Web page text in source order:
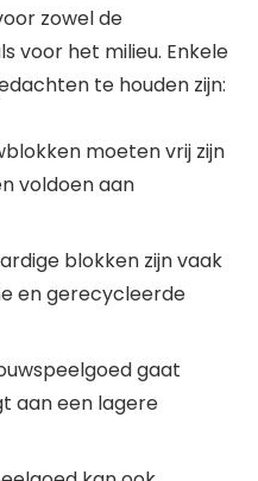
zowel de
voor het milieu. Enkele
te houden zijn:
moeten vrij zijn
voldoen aan
blokken zijn vaak
en gerecycleerde
gaat
aan een lagere